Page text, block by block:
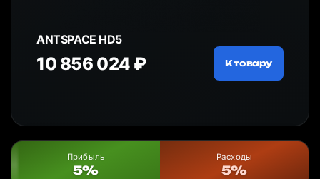
ANTSPACE HD5
10 856 024 ₽ К товару
Прибыль
5%
Расходы
5%